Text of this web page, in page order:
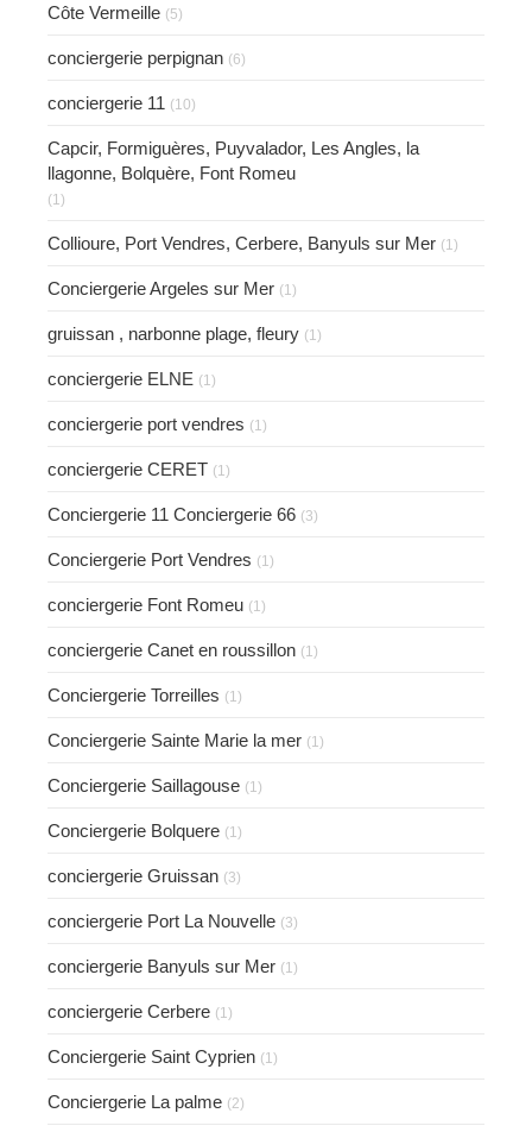
Côte Vermeille (5)
conciergerie perpignan (6)
conciergerie 11 (10)
Capcir, Formiguères, Puyvalador, Les Angles, la
llagonne, Bolquère, Font Romeu
(1)
Collioure, Port Vendres, Cerbere, Banyuls sur Mer (1)
Conciergerie Argeles sur Mer (1)
gruissan , narbonne plage, fleury (1)
conciergerie ELNE (1)
conciergerie port vendres (1)
conciergerie CERET (1)
Conciergerie 11 Conciergerie 66 (3)
Conciergerie Port Vendres (1)
conciergerie Font Romeu (1)
conciergerie Canet en roussillon (1)
Conciergerie Torreilles (1)
Conciergerie Sainte Marie la mer (1)
Conciergerie Saillagouse (1)
Conciergerie Bolquere (1)
conciergerie Gruissan (3)
conciergerie Port La Nouvelle (3)
conciergerie Banyuls sur Mer (1)
conciergerie Cerbere (1)
Conciergerie Saint Cyprien (1)
Conciergerie La palme (2)